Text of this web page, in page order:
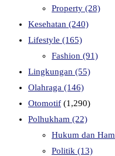
Property (28)
Kesehatan (240)
Lifestyle (165)
Fashion (91)
Lingkungan (55)
Olahraga (146)
Otomotif (1,290)
Polhukham (22)
Hukum dan Ham
Politik (13)